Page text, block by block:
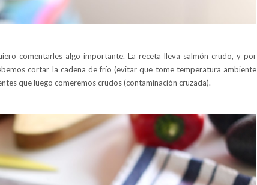
comentarles algo importante. La receta lleva salmón crudo, y por
cortar la cadena de frío (evitar que tome temperatura ambiente
que luego comeremos crudos (contaminación cruzada).